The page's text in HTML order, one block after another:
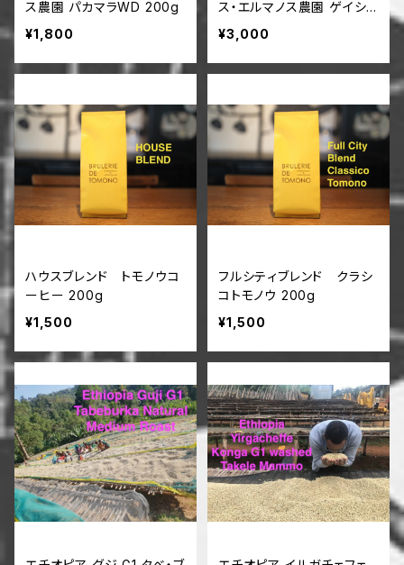
ス農園 パカマラWD 200g
¥1,800
ス・エルマノス農園 ゲイシャ
100g
¥3,000
ハウスブレンド トモノウコ
ーヒー 200g
¥1,500
フルシティブレンド クラシ
コトモノウ 200g
¥1,500